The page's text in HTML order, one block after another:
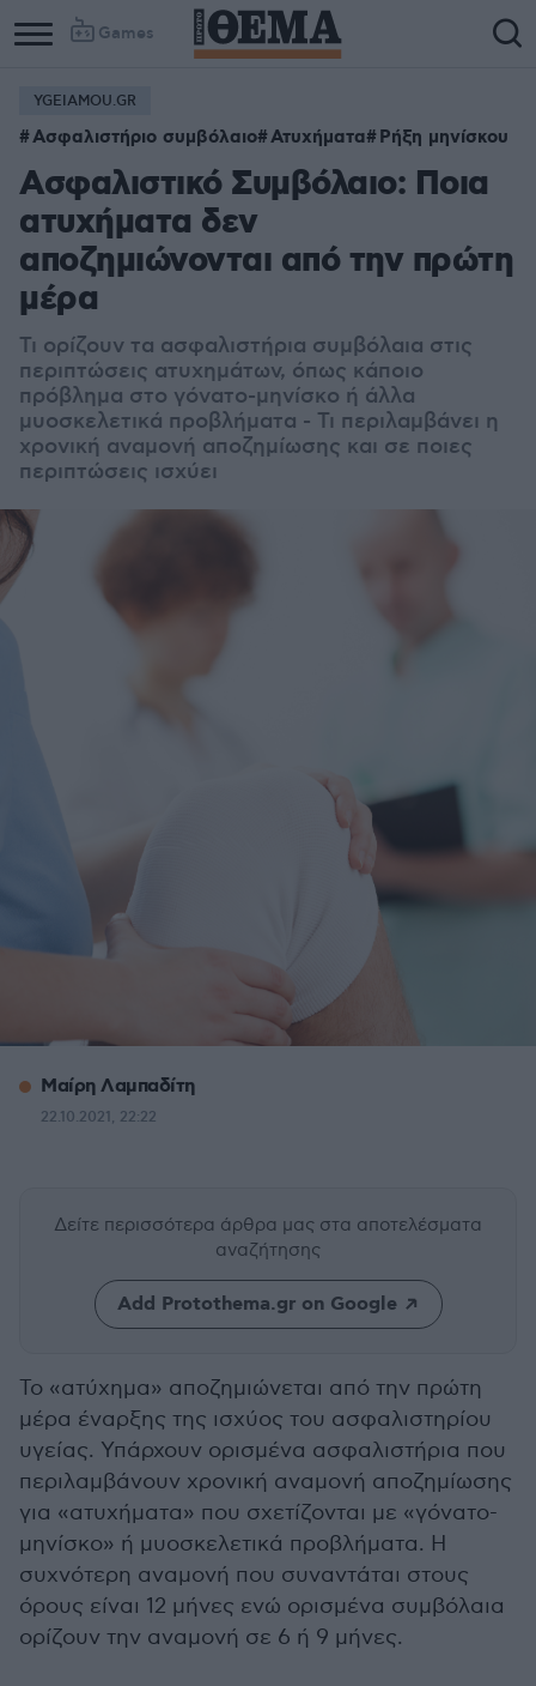
Games
YGEIAMOU.GR
Ασφαλιστήριο συμβόλαιο Ατυχήματα Ρήξη μηνίσκου
Ασφαλιστικό Συμβόλαιο: Ποια
ατυχήματα δεν
αποζημιώνονται από την πρώτη
μέρα
Τι ορίζουν τα ασφαλιστήρια συμβόλαια στις
περιπτώσεις ατυχημάτων, όπως κάποιο
πρόβλημα στο γόνατο-μηνίσκο ή άλλα
μυοσκελετικά προβλήματα - Τι περιλαμβάνει η
χρονική αναμονή αποζημίωσης και σε ποιες
περιπτώσεις ισχύει
Μαίρη Λαμπαδίτη
22.10.2021, 22:22
Δείτε περισσότερα άρθρα μας στα αποτελέσματα
αναζήτησης
Add Protothema.gr on Google
Το «ατύχημα» αποζημιώνεται από την πρώτη
μέρα έναρξης της ισχύος του ασφαλιστηρίου
υγείας. Υπάρχουν ορισμένα ασφαλιστήρια που
περιλαμβάνουν χρονική αναμονή αποζημίωσης
για «ατυχήματα» που σχετίζονται με «γόνατο-
μηνίσκο» ή μυοσκελετικά προβλήματα. Η
συχνότερη αναμονή που συναντάται στους
όρους είναι 12 μήνες ενώ ορισμένα συμβόλαια
ορίζουν την αναμονή σε 6 ή 9 μήνες.